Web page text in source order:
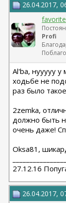
26.04.2017,
Profi
Al'ba, нууууу у
ходьбе не
раз было
2zemka,
должно быть
очень даже!
Oksa81,
27.12.16
26.04.2017,